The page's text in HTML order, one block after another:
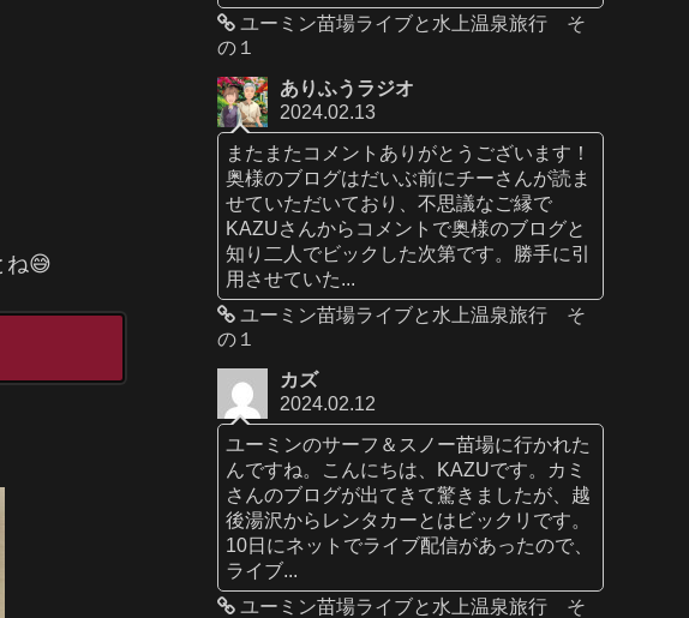
ね😅
ユーミン苗場ライブと水上温泉旅行 そ
の１
ありふうラジオ
2024.02.13
またまたコメントありがとうございます！
奥様のブログはだいぶ前にチーさんが読ま
せていただいており、不思議なご縁で
KAZUさんからコメントで奥様のブログと
知り二人でビックした次第です。勝手に引
用させていた...
ユーミン苗場ライブと水上温泉旅行 そ
の１
カズ
2024.02.12
ユーミンのサーフ＆スノー苗場に行かれた
んですね。こんにちは、KAZUです。カミ
さんのブログが出てきて驚きましたが、越
後湯沢からレンタカーとはビックリです。
10日にネットでライブ配信があったので、
ライブ...
ユーミン苗場ライブと水上温泉旅行 そ